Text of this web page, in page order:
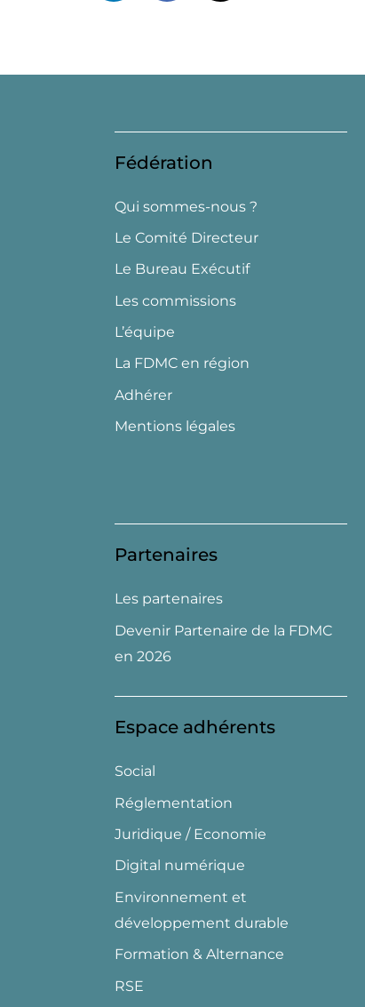
Fédération
Qui sommes-nous ?
Le Comité Directeur
Le Bureau Exécutif
Les commissions
L’équipe
La FDMC en région
Adhérer
Mentions légales
Partenaires
Les partenaires
Devenir Partenaire de la FDMC
en 2026
Espace adhérents
Social
Réglementation
Juridique / Economie
Digital numérique
Environnement et
développement durable
Formation & Alternance
RSE